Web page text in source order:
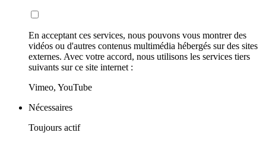
En acceptant ces services, nous pouvons vous montrer des
vidéos ou d'autres contenus multimédia hébergés sur des sites
externes. Avec votre accord, nous utilisons les services tiers
suivants sur ce site internet :
Vimeo, YouTube
Nécessaires
Toujours actif